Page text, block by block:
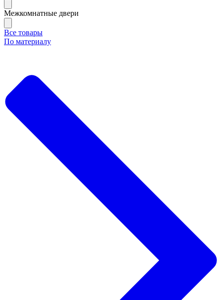
Межкомнатные двери
Все товары
По материалу